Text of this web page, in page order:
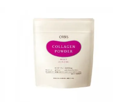
2010」より、プルーン（乾）1個